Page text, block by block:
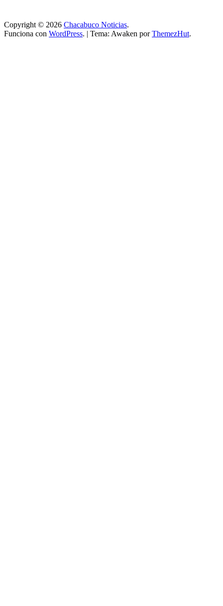
Copyright © 2026 Chacabuco Noticias.
Funciona con WordPress. | Tema: Awaken porThemezHut.